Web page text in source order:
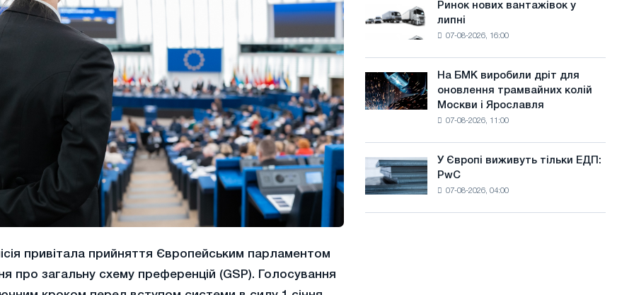
й
т
у
привітала прийняття Європейським парламентом
про загальну схему преференцій (GSP). Голосування
досягнення
цілей
декарбонізації
Ринок
нових
вантажівок
Ринок нових вантажівок у
липні
07-08-2026, 16:00
На
БМК
виробили
трамвайних
колій
і
На БМК виробили дріт для
оновлення трамвайних колій
Москви і Ярославля
07-08-2026, 11:00
Європі
виживуть
У Європі виживуть тільки ЕДП:
PwC
07-08-2026, 04:00